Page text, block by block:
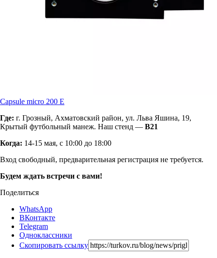
Capsule micro 200 E
Где: г. Грозный, Ахматовский район, ул. Льва Яшина, 19,
Крытый футбольный манеж. Наш стенд — В21
Когда: 14-15 мая, с 10:00 до 18:00
Вход свободный, предварительная регистрация не требуется.
Будем ждать встречи с вами!
Поделиться
WhatsApp
ВКонтакте
Telegram
Одноклассники
Скопировать ссылку